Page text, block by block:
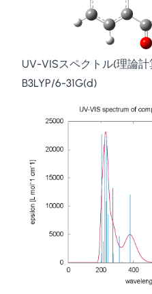
UV-VISスペクトル(理論
B3LYP/6-31G(d)